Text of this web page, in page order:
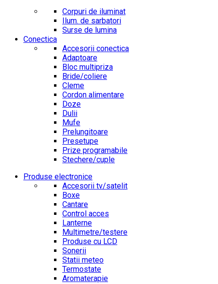
Corpuri de iluminat
Ilum. de sarbatori
Surse de lumina
Conectica
Accesorii conectica
Adaptoare
Bloc multipriza
Bride/coliere
Cleme
Cordon alimentare
Doze
Dulii
Mufe
Prelungitoare
Presetupe
Prize programabile
Stechere/cuple
Produse electronice
Accesorii tv/satelit
Boxe
Cantare
Control acces
Lanterne
Multimetre/testere
Produse cu LCD
Sonerii
Statii meteo
Termostate
Aromaterapie